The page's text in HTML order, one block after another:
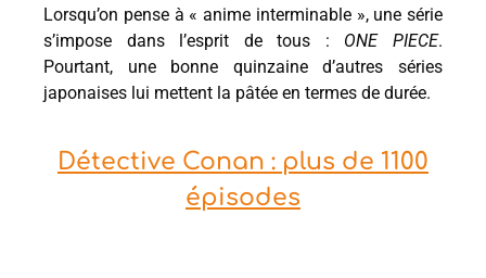
Lorsqu’on pense à « anime interminable », une série
s’impose dans l’esprit de tous : ONE PIECE.
Pourtant, une bonne quinzaine d’autres séries
japonaises lui mettent la pâtée en termes de durée.
Détective Conan : plus de 1100
épisodes